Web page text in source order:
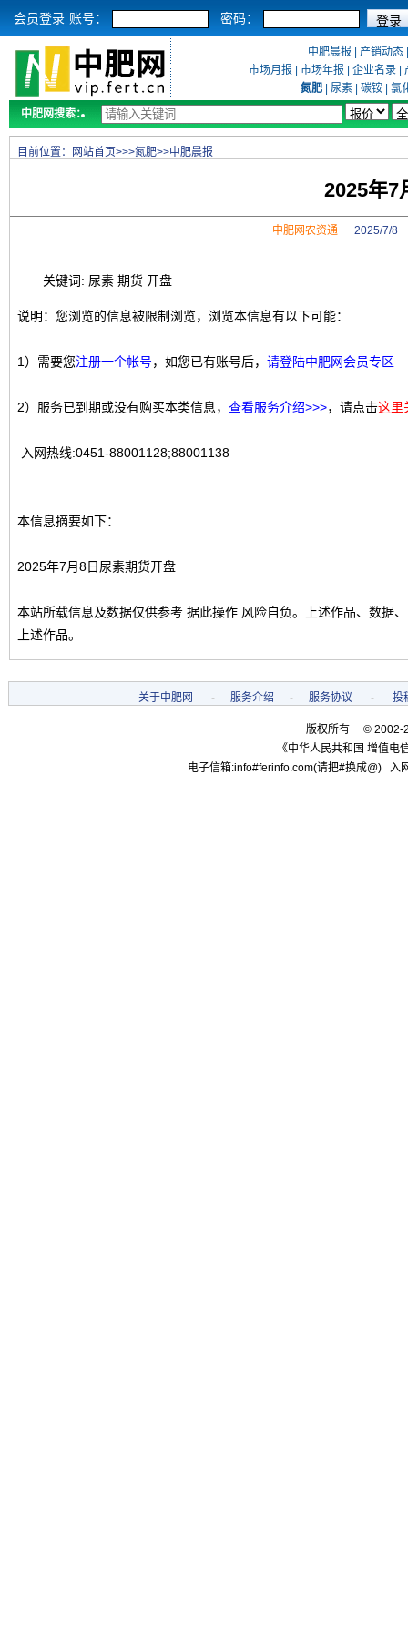
会员登录 账号： 密码：
中肥晨报 产销动态
市场月报
市场年报 企业名录
氮肥
尿素 碳铵
氯
中肥网搜索：
目前位置： 网站首页>>>氮肥>>中肥晨报
2025年7
中肥网农资通2025/7/8
关键词: 尿素 期货 开盘
说明：您浏览的信息被限制浏览，浏览本信息有以下可能：
1）需要您注册一个帐号，如您已有账号后， 请登陆中肥网会员专区
2）服务已到期或没有购买本类信息， 查看服务介绍>>>，请点击这里
入网热线:0451-88001128;88001138
本信息摘要如下：
2025年7月8日尿素期货开盘
本站所载信息及数据仅供参考 据此操作 风险自负。上述作品、数据
上述作品。
关于中肥网 - 服务介绍 - 服务协议 - 投
版权所有 © 2002-
《中华人民共和国 增值电
电子信箱:info#ferinfo.com(请把#换成@)